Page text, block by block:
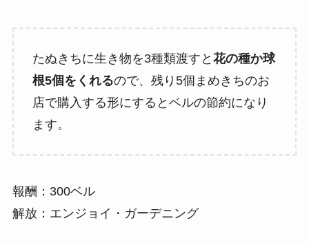
たぬきちに生き物を3種類渡すと 花の種か球
根5個をくれるので、残り5個まめきちのお
店で購入する形にするとベルの節約になり
ます。
報酬：300ベル
解放：エンジョイ・ガーデニング